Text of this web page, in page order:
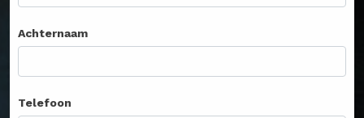
Achternaam
Telefoon